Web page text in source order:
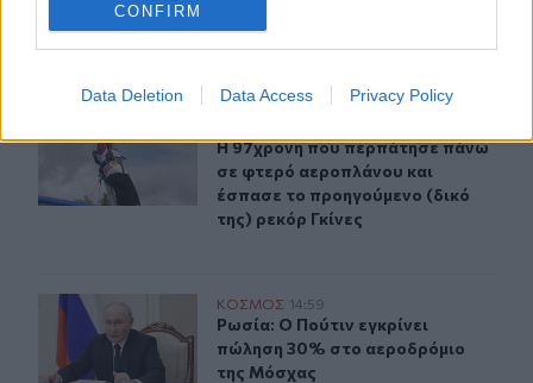
CONFIRM
Data Deletion Data Access Privacy Policy
ΣΧΕΤΙΚA AΡΘΡΑ
Η 97χρονη που περπάτησε πάνω σε
Η 97χρονη που περπάτησε πάνω
σε φτερό αεροπλάνου και
έσπασε το προηγούμενο (δικό
της) ρεκόρ Γκίνες
Ρωσία: Ο Πούτιν εγκρίνει πώληση 30% στο
ΚΟΣΜΟΣ 14:59
Ρωσία: Ο Πούτιν εγκρίνει πώληση
Ρωσία: Ο Πούτιν εγκρίνει
πώληση 30% στο αεροδρόμιο
της Μόσχας